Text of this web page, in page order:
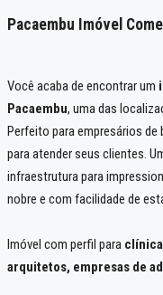
Pacaembu Imóvel
Você acaba de encontrar um
Pacaembu, uma das
Perfeito para empresários
para atender seus clientes.
infraestrutura para
nobre e com facilidade de
Imóvel com perfil para
arquitetos, empresas de